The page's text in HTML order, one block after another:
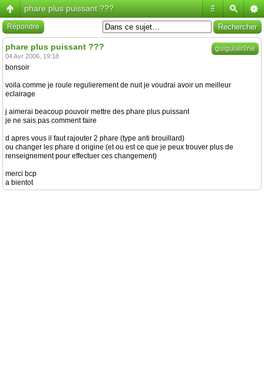
#
phare plus puissant ???
Répondre
guiguiairline
phare plus puissant ???
04 Avr 2006, 19:18
bonsoir
voila comme je roule regulierement de nuit je voudrai avoir un meilleur
eclairage
j aimerai beacoup pouvoir mettre des phare plus puissant
je ne sais pas comment faire
d apres vous il faut rajouter 2 phare (type anti brouillard)
ou changer les phare d origine (et ou est ce que je peux trouver plus de
renseignement pour effectuer ces changement)
merci bcp
a bientot